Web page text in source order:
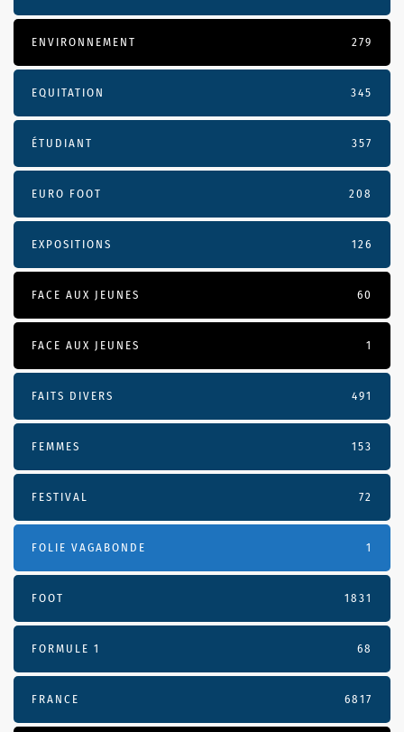
ENVIRONNEMENT 279
EQUITATION 345
ÉTUDIANT 357
EURO FOOT 208
EXPOSITIONS 126
FACE AUX JEUNES 60
FACE AUX JEUNES 1
FAITS DIVERS 491
FEMMES 153
FESTIVAL 72
FOLIE VAGABONDE 1
FOOT 1831
FORMULE 1 68
FRANCE 6817